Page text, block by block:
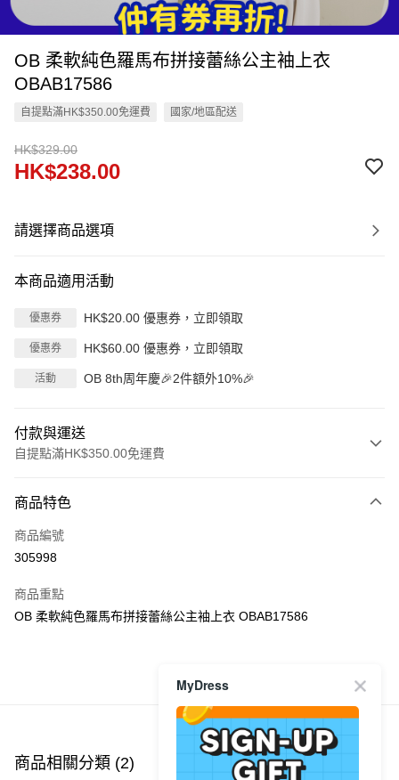
OB 柔軟純色羅馬布拼接蕾絲公主袖上衣
OBAB17586
自提點滿HK$350.00免運費 國家/地區配送
HK$329.00
HK$238.00
請選擇商品選項
本商品適用活動
優惠券 HK$20.00 優惠券，立即領取
優惠券 HK$60.00 優惠券，立即領取
活動 OB 8th周年慶🎉2件額外10%🎉
付款與運送
自提點滿HK$350.00免運費
信用卡
Apple Pay
PayMe
每筆HK$40.00，滿HK$350.00或以上免運費
付款後順豐站及營業點
商品特色
商品編號
305998
商品重點
OB 柔軟純色羅馬布拼接蕾絲公主袖上衣 OBAB17586
商品推薦
商品相關分類 (2)
MyDress